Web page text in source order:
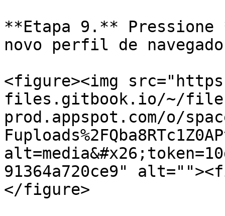
**Etapa 9.**
novo perfil de
<figure><img
files.gitbook.io/~/
prod.appspot.com/o/
91364a720ce9"
</figure>